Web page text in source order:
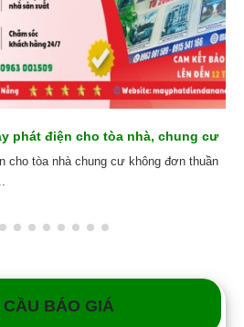
phát điện cho tòa nhà, chung cư
cho tòa nhà chung cư không đơn thuần
CẦU BÁO GIÁ